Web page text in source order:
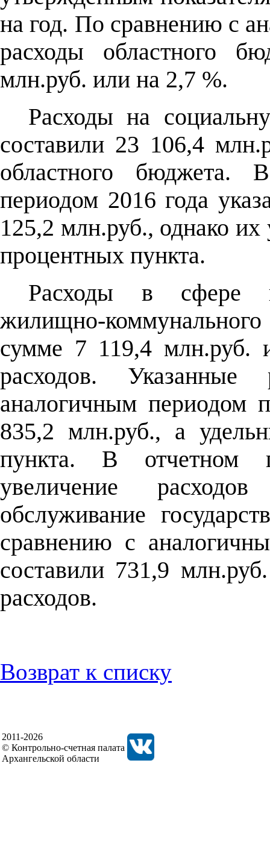
на год. По сравнению с
расходы областного
млн.руб. или на 2,7 %.
Расходы на
составили 23 106,4
областного бюджета.
периодом 2016 года
125,2 млн.руб., однако их
процентных пункта.
Расходы в сфере
жилищно-
сумме 7 119,4 млн.руб.
расходов.
аналогичным периодом
835,2 млн.руб., а
пункта. В отчетном
увеличение
обслуживание
сравнению с
составили 731,9
расходов.
Возврат к списку
2011-2026
© Контрольно-счетная палата
Архангельской области